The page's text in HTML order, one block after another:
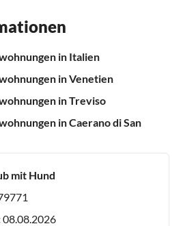
in Italien
in Venetien
in Treviso
in Caerano di San
mit Hund
08.08.2026